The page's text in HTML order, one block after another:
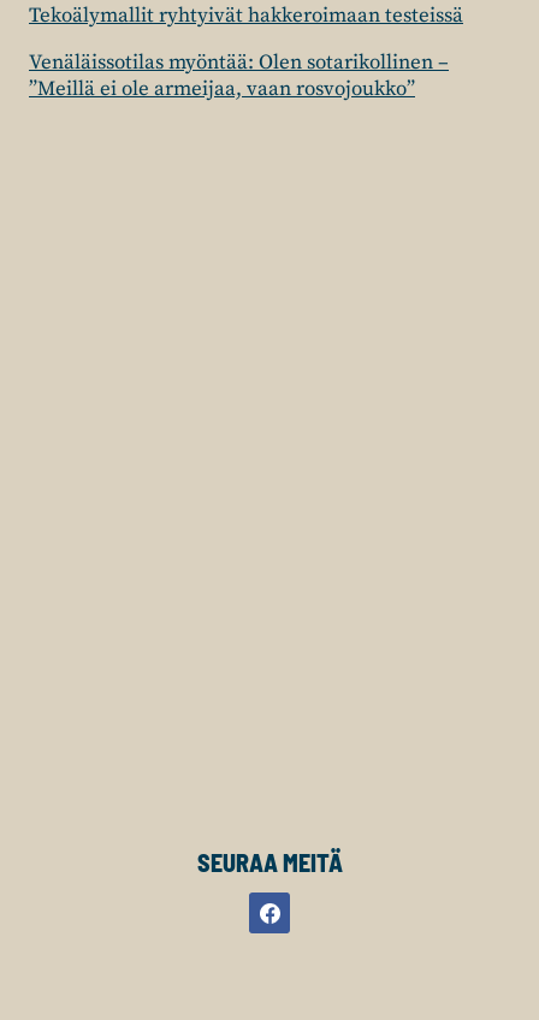
Tekoälymallit ryhtyivät hakkeroimaan testeissä
Venäläissotilas myöntää: Olen sotarikollinen –
”Meillä ei ole armeijaa, vaan rosvojoukko”
SEURAA MEITÄ